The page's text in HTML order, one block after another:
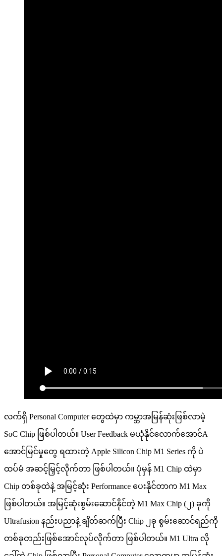
လက်ရှိ Personal Computer တွေထဲမှာ ကမ္ဘာအမြန်ဆုံးဖြစ်လာမဲ့
SoC Chip ဖြစ်ပါတယ်။ User Feedback မယုံနိုင်လောက်အောင်A
အောင်မြင်မှုတွေ ရထားတဲ့ Apple Silicon Chip M1 Series ကို ပဲ
ထပ်မံ အဆင့်မြှင့်လိုက်တာ ဖြစ်ပါတယ်။ ပုံမှန် M1 Chip ထဲမှာ
Chip တစ်ခုထဲနဲ့ အမြင့်ဆုံး Performance ပေးနိုင်တာက M1 Max
ဖြစ်ပါတယ်။ အမြင့်ဆုံးစွမ်းဆောင်နိုင်တဲ့ M1 Max Chip (၂) ခုကို
Ultrafusion နည်းပညာနဲ့ ချိတ်ဆက်ပြီး Chip ၂ခု စွမ်းဆောင်ရည်ကို
တစ်ခုတည်းဖြစ်အောင်လုပ်လိုက်တာ ဖြစ်ပါတယ်။ M1 Ultra လို